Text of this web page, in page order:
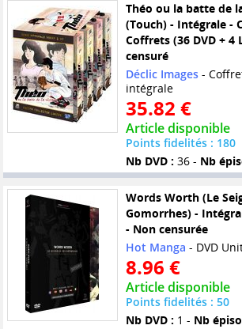
Théo ou la batte de
(Touch) - Intégrale -
Coffrets (36 DVD + 4
censuré
Déclic Images-
intégrale
35.82 €
Article disponible
Points fidelités : 180
Nb DVD : 36 - Nb
Words Worth (Le
Gomorrhes) -
- Non censurée
Hot Manga - DVD
8.96 €
Article disponible
Points fidelités : 50
Nb DVD : 1 - Nb